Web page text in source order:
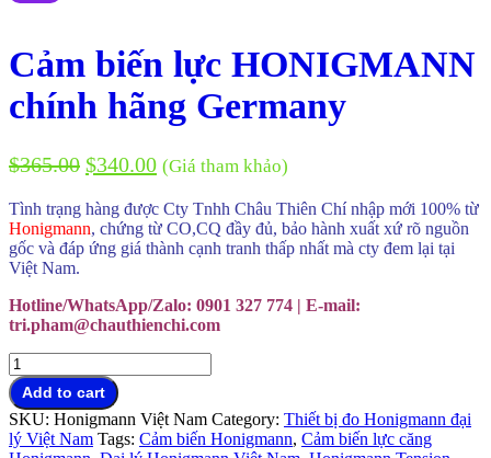
Cảm biến lực HONIGMANN
chính hãng Germany
$365.00 $340.00 (Giá tham khảo)
Tình trạng hàng được Cty Tnhh Châu Thiên Chí nhập mới 100% từ
Honigmann, chứng từ CO,CQ đầy đủ, bảo hành xuất xứ rõ nguồn
gốc và đáp ứng giá thành cạnh tranh thấp nhất mà cty đem lại tại
Việt Nam.
Hotline/WhatsApp/Zalo: 0901 327 774 | E-mail:
tri.pham@chauthienchi.com
Cảm
biến
lực
HONIGMANN
chính
Add to cart
SKU: Honigmann Việt Nam Category: Thiết bị đo Honigmann đại
lý Việt Nam Tags: Cảm biến Honigmann, Cảm biến lực căng